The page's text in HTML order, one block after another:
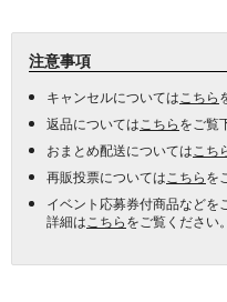
注意事項
キャンセルについては こちら
返品については こちらをご覧
おまとめ配送については こち
再販投票については こちらを
イベント応募券付商品などを
詳細は こちらをご覧ください。